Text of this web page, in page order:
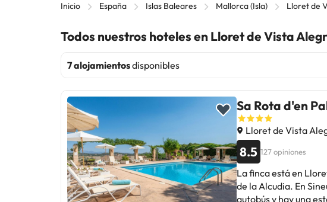
Inicio España Islas Baleares Mallorca (Isla) Lloret de
Todos nuestros hoteles en Lloret de Vista
7 alojamientosdisponibles
Sa Rota d'en
Lloret de Vista
8.5 127 opiniones
La finca está en
de la Alcudia. En
autobús y hay una